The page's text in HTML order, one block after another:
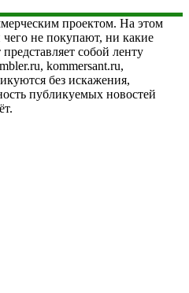
проектом. На этом
не покупают, ни какие
собой ленту
kommersant.ru,
без искажения,
публикуемых новостей